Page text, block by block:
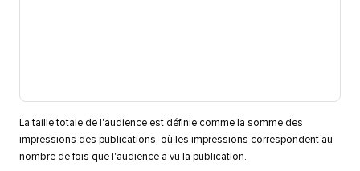
La taille totale de l'audience est définie comme la somme des
impressions des publications, où les impressions correspondent au
nombre de fois que l'audience a vu la publication.​​